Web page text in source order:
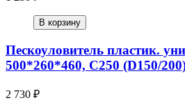
В корзину
Пескоуловитель пластик.
500*260*460, С250 (D150/
2 730 ₽